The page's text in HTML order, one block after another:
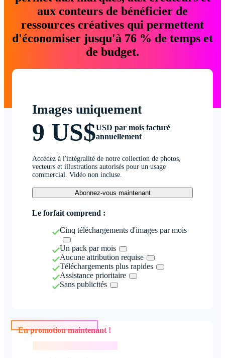
aux conteurs de bénéficier de
ressources créatives qui permettent
d'économiser jusqu'à 76 % de temps et
de budget.
Images uniquement
9 US$USD par mois facturé
annuellement
Accédez à l'intégralité de notre collection de photos,
vecteurs et illustrations autorisés pour un usage
commercial. Vidéo non incluse.
Abonnez-vous maintenant
Le forfait comprend :
Cinq téléchargements d'images par mois
Un pack par mois
Aucune attribution requise
Téléchargements plus rapides
Assistance prioritaire
Sans publicités
En promotion maintenant !